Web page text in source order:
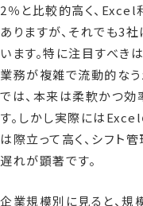
2％と比較的高く、
ありますが、それでも3
います。特に注目すべき
業務が複雑で流動的な
では、本来は柔軟かつ
す。しかし実際には
は際立って高く、シフト
遅れが顕著です。
企業規模別に見ると、規